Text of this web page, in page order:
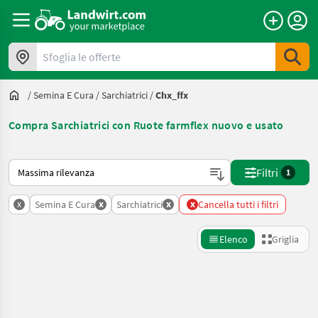
Sfoglia le offerte
/Semina E Cura /Sarchiatrici /Chx_ffx
Compra Sarchiatrici con Ruote farmflex nuovo e usato
Ecco come viene ordinato su Landwirt.com
Filtri 1
x Semina E Cura x Sarchiatrici x x Cancella tutti i filtri
Elenco Griglia